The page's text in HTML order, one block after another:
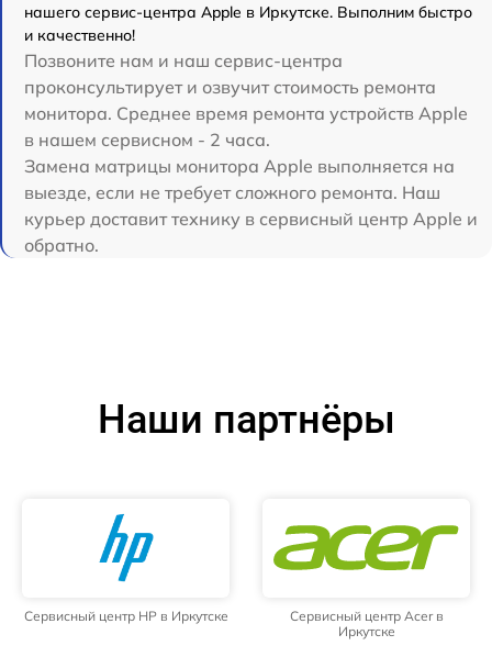
нашего сервис-центра Apple в Иркутске. Выполним быстро
и качественно!
Позвоните нам и наш сервис-центра
проконсультирует и озвучит стоимость ремонта
монитора. Среднее время ремонта устройств Apple
в нашем сервисном - 2 часа.
Замена матрицы монитора Apple выполняется на
выезде, если не требует сложного ремонта. Наш
курьер доставит технику в сервисный центр Apple и
обратно.
Наши партнёры
Сервисный центр HP в Иркутске
Сервисный центр Acer в
Иркутске